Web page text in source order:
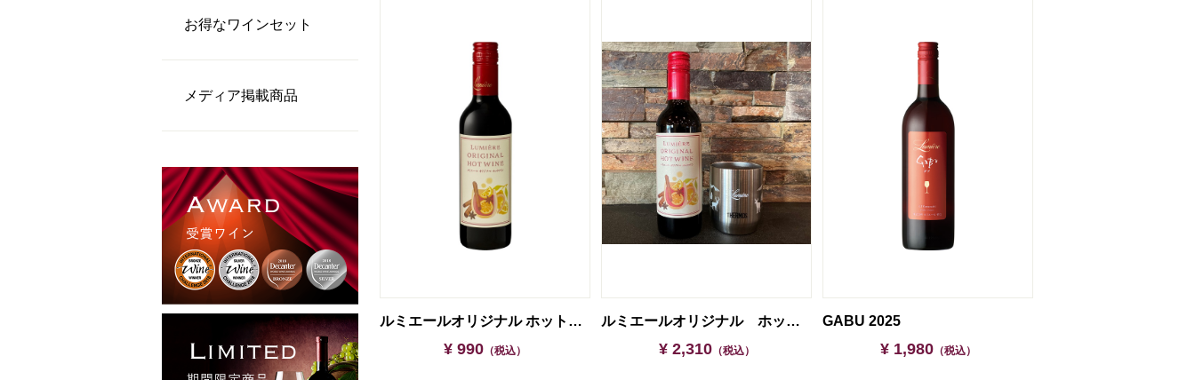
お得なワインセット
メディア掲載商品
ルミエールオリジナル ホットワイン
¥ 990 （税込）
ルミエールオリジナル ホットワイン＆サーモス真空断熱カップ
¥ 2,310（税込）
GABU 2025
¥ 1,980（税込）